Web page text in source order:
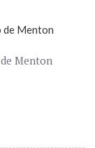
Menton